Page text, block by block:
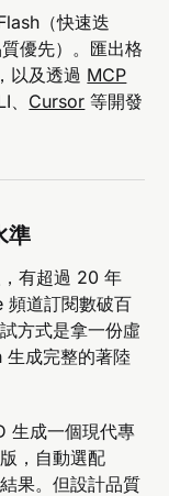
（快速迭
優先）。匯出格
以及透過 MCP
Cursor 等開發
準
有超過 20 年
頻道訂閱數破百
方式是拿一份虛
成完整的著陸
生成一個現代專
，自動選配
果。但設計品質